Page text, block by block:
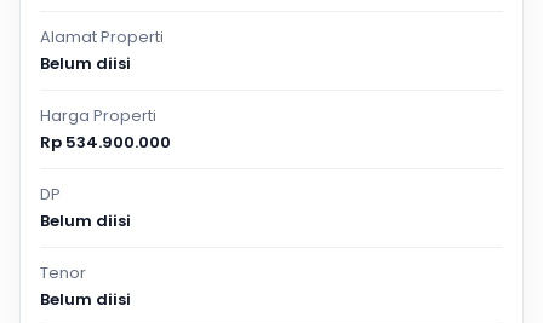
Alamat Properti
Belum diisi
Harga Properti
Rp 534.900.000
DP
Belum diisi
Tenor
Belum diisi